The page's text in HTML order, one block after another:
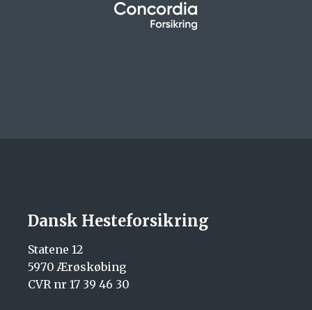
Dansk Hesteforsikring
Statene 12
5970 Ærøskøbing
CVR nr 17 39 46 30